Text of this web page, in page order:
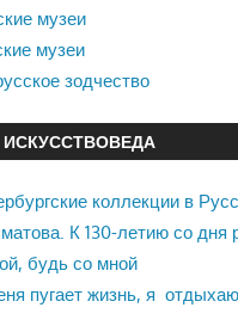
музеи
музеи
зодчество
коллекции в
К 130-летию со дня
будь со мной
пугает жизнь, я